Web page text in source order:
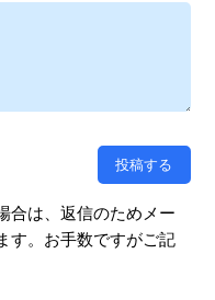
合は、返信のためメー
す。お手数ですがご記